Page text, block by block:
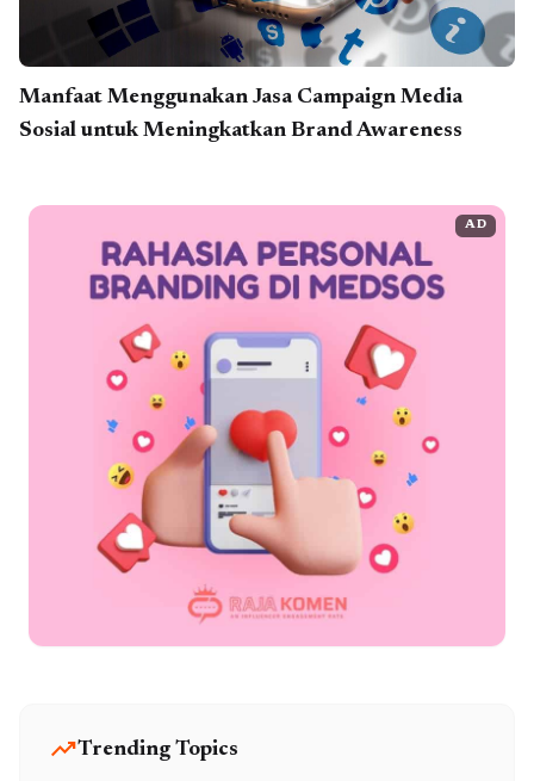
Manfaat Menggunakan Jasa Campaign Media
Sosial untuk Meningkatkan Brand Awareness
AD
trending_upTrending Topics